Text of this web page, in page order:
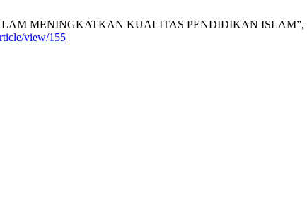
MENINGKATKAN KUALITAS PENDIDIKAN ISLAM”,
view/155